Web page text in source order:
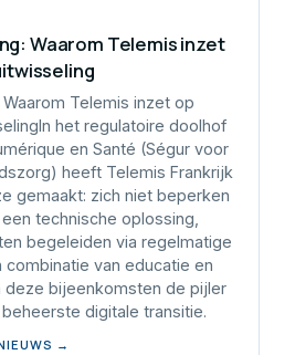
Waarom Telemis inzet
Telemis inzet op
het regulatoire doolhof
en Santé (Ségur voor
heeft Telemis Frankrijk
gemaakt: zich niet beperken
technische oplossing,
begeleiden via regelmatige
combinatie van educatie en
deze bijeenkomsten de pijler
digitale transitie.
→